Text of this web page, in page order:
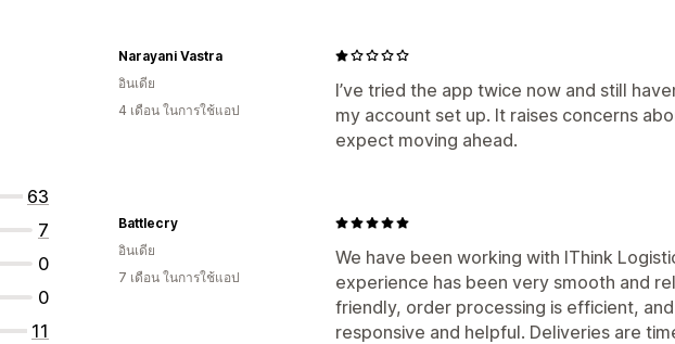
63
7
0
0
11
I’ve tried the app twice now and still
my account set up. It raises concerns
expect moving ahead.
Narayani Vastra
อินเดีย
4 เดือน ในการใช้แอป
We have been working with IThink
experience has been very smooth and
friendly, order processing is efficient,
responsive and helpful. Deliveries are
Battlecry
อินเดีย
7 เดือน ในการใช้แอป